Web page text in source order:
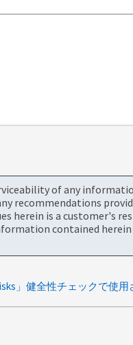
of any
recommendations
is a customer's
contained